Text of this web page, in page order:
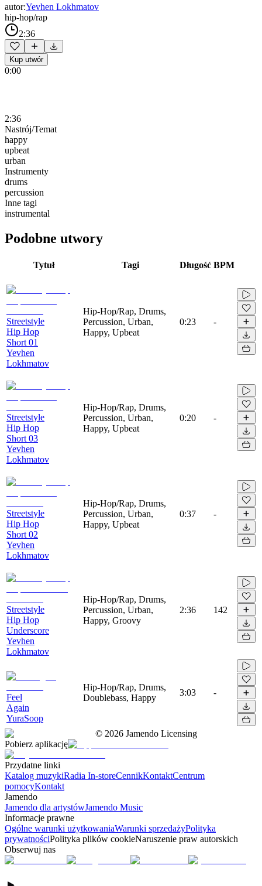
autor:Yevhen Lokhmatov
hip-hop/rap
2:36
Kup utwór
0:00
2:36
Nastrój/Temat
happy
upbeat
urban
Instrumenty
drums
percussion
Inne tagi
instrumental
Podobne utwory
Tytuł Tagi Długość BPM
Streetstyle
Hip Hop
Short 01
Yevhen
Lokhmatov
Hip-Hop/Rap, Drums,
Percussion, Urban,
Happy, Upbeat
0:23 -
Streetstyle
Hip Hop
Short 03
Yevhen
Lokhmatov
Hip-Hop/Rap, Drums,
Percussion, Urban,
Happy, Upbeat
0:20 -
Streetstyle
Hip Hop
Short 02
Yevhen
Lokhmatov
Hip-Hop/Rap, Drums,
Percussion, Urban,
Happy, Upbeat
0:37 -
Streetstyle
Hip Hop
Underscore
Yevhen
Lokhmatov
Hip-Hop/Rap, Drums,
Percussion, Urban,
Happy, Groovy
2:36 142
Feel
Again
YuraSoop
Hip-Hop/Rap, Drums,
Doublebass, Happy
3:03 -
© 2026 Jamendo Licensing
Pobierz aplikację
Przydatne linki
Katalog muzykiRadia In-storeCennikKontaktCentrum
pomocyKontakt
Jamendo
Jamendo dla artystówJamendo Music
Informacje prawne
Ogólne warunki użytkowaniaWarunki sprzedażyPolityka
prywatnościPolityka plików cookieNaruszenie praw autorskich
Obserwuj nas